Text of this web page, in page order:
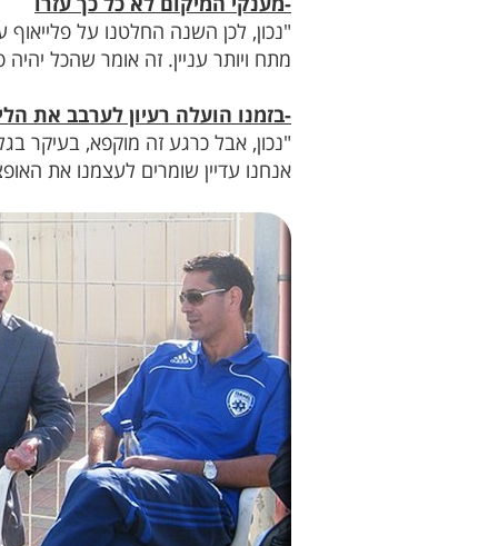
מתח ויותר עניין. זה אומר שהכל
-בזמנו הועלה רעיון לערבב את
"נכון, אבל כרגע זה מוקפא, בעיקר
אנחנו עדיין שומרים לעצמנו את